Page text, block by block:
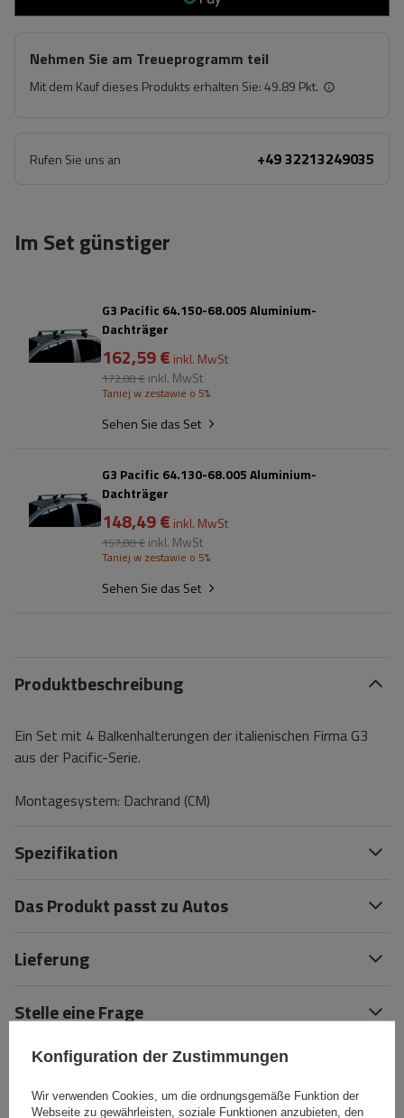
Nehmen Sie am Treueprogramm teil
Mit dem Kauf dieses Produkts erhalten Sie:49.89 Pkt.
Rufen Sie uns an +49 32213249035
Im Set günstiger
G3 Pacific 64.150-68.005 Aluminium-
Dachträger
162,59 € inkl. MwSt
172,88 € inkl. MwSt
Taniej w zestawie o 5%
Sehen Sie das Set
G3 Pacific 64.130-68.005 Aluminium-
Dachträger
148,49 € inkl. MwSt
157,88 € inkl. MwSt
Taniej w zestawie o 5%
Sehen Sie das Set
Produktbeschreibung
Ein Set mit 4 Balkenhalterungen der italienischen Firma G3
aus der Pacific-Serie.
Montagesystem: Dachrand (CM)
Spezifikation
Das Produkt passt zu Autos
Lieferung
Stelle eine Frage
Bewertungen(0)
Konfiguration der Zustimmungen
Wir verwenden Cookies, um die ordnungsgemäße Funktion der
Webseite zu gewährleisten, soziale Funktionen anzubieten, den